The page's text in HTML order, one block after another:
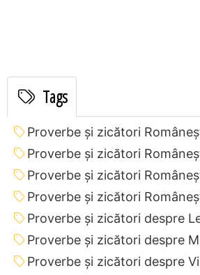
Tags
Proverbe și zicători
Proverbe și zicători
Proverbe și zicători
Proverbe și zicători
Proverbe și zicători despre
Proverbe și zicători despre
Proverbe și zicători despre